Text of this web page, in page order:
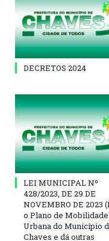
DECRETOS 2024
LEI MUNICIPAL Nº
428/2023, DE 29 DE
NOVEMBRO DE 2023
o Plano de Mobilidade
Urbana do Município
Chaves e dá outras